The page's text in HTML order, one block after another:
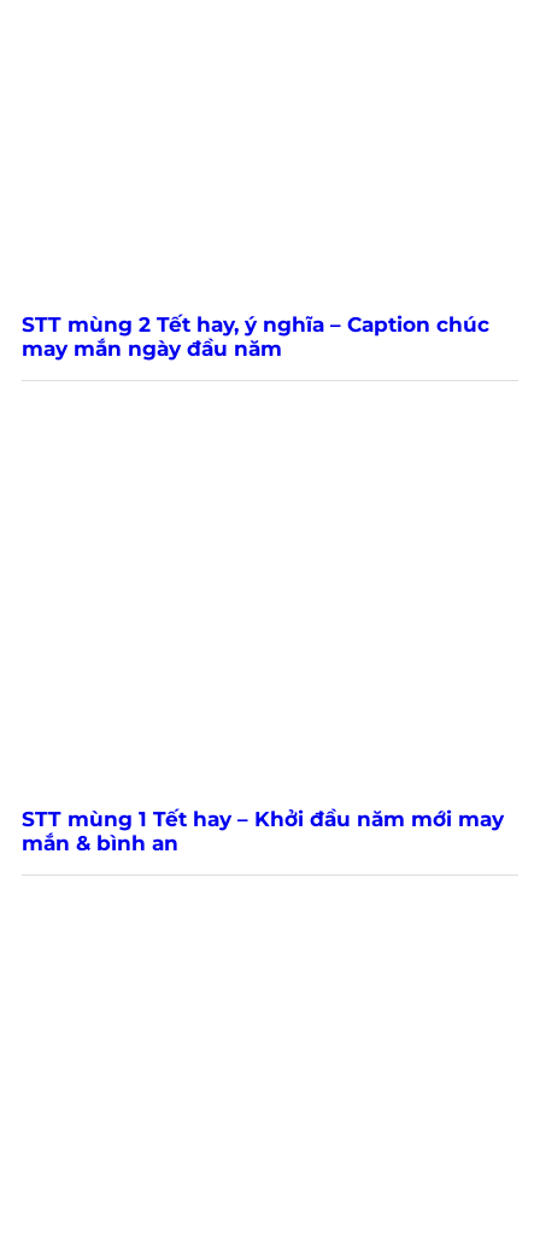
STT mùng 2 Tết hay, ý nghĩa – Caption chúc
may mắn ngày đầu năm
STT mùng 1 Tết hay – Khởi đầu năm mới may
mắn & bình an